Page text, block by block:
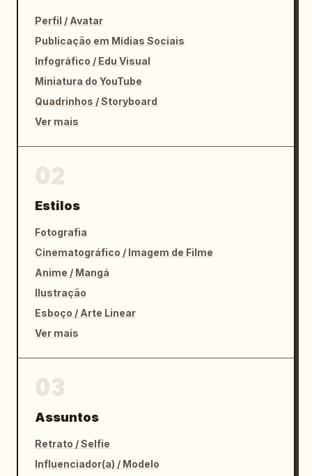
Perfil / Avatar
Publicação em Mídias Sociais
Infográfico / Edu Visual
Miniatura do YouTube
Quadrinhos / Storyboard
Ver mais
Estilos
Fotografia
Cinematográfico / Imagem de Filme
Anime / Mangá
Ilustração
Esboço / Arte Linear
Ver mais
Assuntos
Retrato / Selfie
Influenciador(a) / Modelo